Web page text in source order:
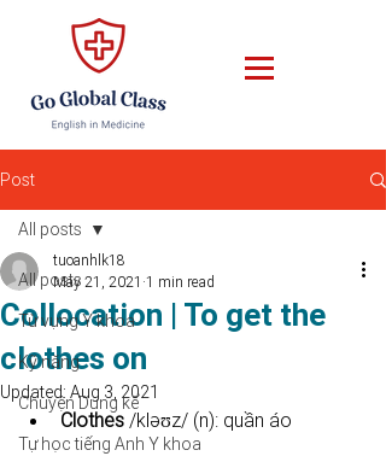
Post
All posts
Từ vựng Y khoa
Kỹ năng
Chuyện Dung kể
Tự học tiếng Anh Y khoa
All posts
Collocation | To get the
clothes on
tuoanhlk18
May 21, 2021 1 min read
Updated: Aug 3, 2021
Clothes /kləʊz/ (n): quần áo